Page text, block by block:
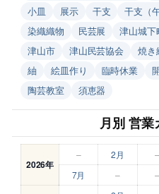
小皿
展示 干支 干支（午
染織織物
民芸展 津山城
津山市
津山民芸協会 焼き
紬
絵皿作り 臨時休業
陶芸教室
須恵器
月別 営業
2026年
– 2月 –
7月
– –